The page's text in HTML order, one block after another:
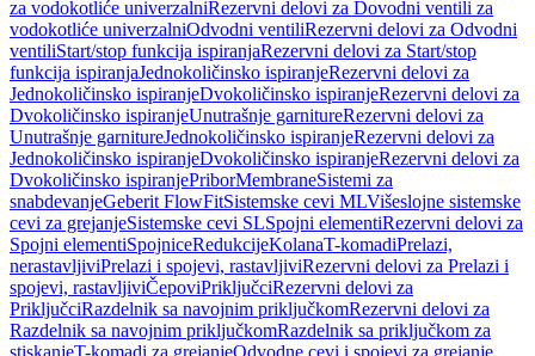
za vodokotliće univerzalniRezervni delovi za Dovodni ventili za
vodokotliće univerzalniOdvodni ventiliRezervni delovi za Odvodni
ventiliStart/stop funkcija ispiranjaRezervni delovi za Start/stop
funkcija ispiranjaJednokoličinsko ispiranjeRezervni delovi za
Jednokoličinsko ispiranjeDvokoličinsko ispiranjeRezervni delovi za
Dvokoličinsko ispiranjeUnutrašnje garnitureRezervni delovi za
Unutrašnje garnitureJednokoličinsko ispiranjeRezervni delovi za
Jednokoličinsko ispiranjeDvokoličinsko ispiranjeRezervni delovi za
Dvokoličinsko ispiranjePriborMembraneSistemi za
snabdevanjeGeberit FlowFitSistemske cevi MLVišeslojne sistemske
cevi za grejanjeSistemske cevi SLSpojni elementiRezervni delovi za
Spojni elementiSpojniceRedukcijeKolanaT-komadiPrelazi,
nerastavljiviPrelazi i spojevi, rastavljiviRezervni delovi za Prelazi i
spojevi, rastavljiviČepoviPriključciRezervni delovi za
PriključciRazdelnik sa navojnim priključkomRezervni delovi za
Razdelnik sa navojnim priključkomRazdelnik sa priključkom za
stiskanjeT-komadi za grejanjeOdvodne cevi i spojevi za grejanje,